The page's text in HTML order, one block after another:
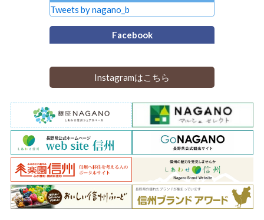
Tweets by nagano_b
Facebook
Instagramはこちら